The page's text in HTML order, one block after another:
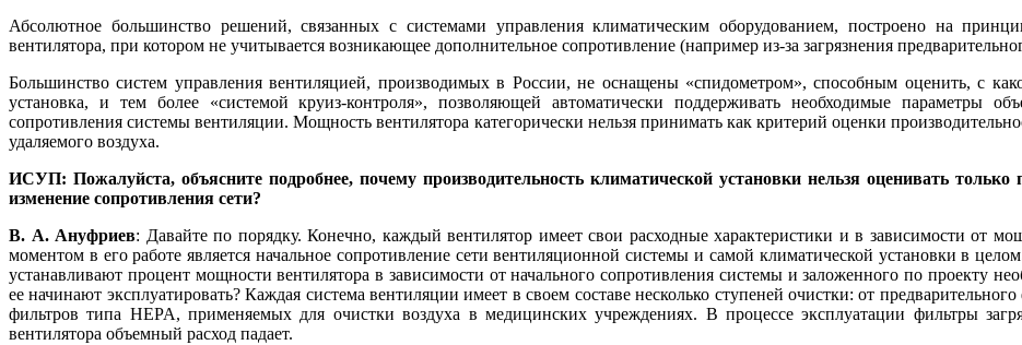
Абсолютное большинство решений, связанных с системами управления климатическим оборудованием, построено на
вентилятора, при котором не учитывается возникающее дополнительное сопротивление (например из-за загрязнения
Большинство систем управления вентиляцией, производимых в России, не оснащены «спидометром», способным оценить, с
установка, и тем более «системой круиз-контроля», позволяющей автоматически поддерживать необходимые параметры
сопротивления системы вентиляции. Мощность вентилятора категорически нельзя принимать как критерий оценки
удаляемого воздуха.
ИСУП: Пожалуйста, объясните подробнее, почему производительность климатической установки нельзя оценивать
изменение сопротивления сети?
В. А. Ануфриев: Давайте по порядку. Конечно, каждый вентилятор имеет свои расходные характеристики и в зависимости от
моментом в его работе является начальное сопротивление сети вентиляционной системы и самой климатической установки в
устанавливают процент мощности вентилятора в зависимости от начального сопротивления системы и заложенного по проекту
ее начинают эксплуатировать? Каждая система вентиляции имеет в своем составе несколько ступеней очистки: от
фильтров типа HEPA, применяемых для очистки воздуха в медицинских учреждениях. В процессе эксплуатации фильтры
вентилятора объемный расход падает.